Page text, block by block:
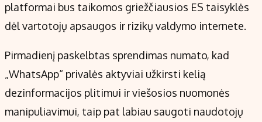
platformai bus taikomos griežčiausios ES taisyklės
dėl vartotojų apsaugos ir rizikų valdymo internete.
Pirmadienį paskelbtas sprendimas numato, kad
„WhatsApp“ privalės aktyviai užkirsti kelią
dezinformacijos plitimui ir viešosios nuomonės
manipuliavimui, taip pat labiau saugoti naudotojų